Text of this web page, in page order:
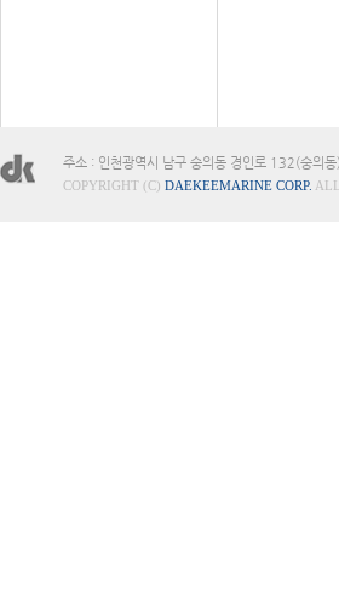
주소 : 인천광역시 남구 숭의동 경인로 132(숭의
COPYRIGHT (C) DAEKEEMARINE CORP.